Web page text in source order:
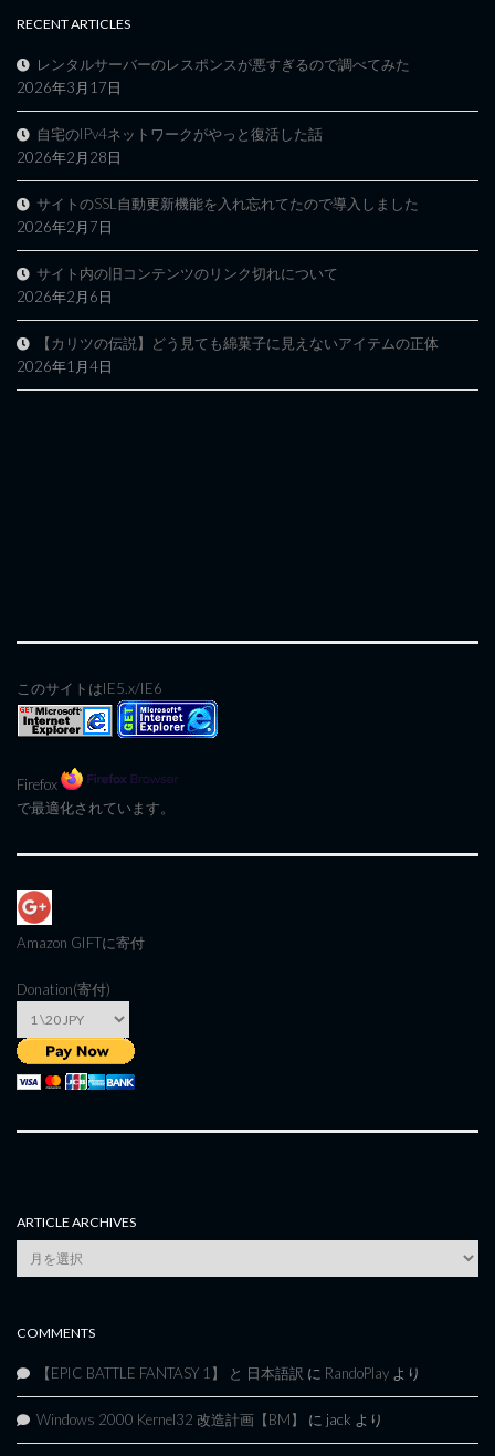
RECENT ARTICLES
レンタルサーバーのレスポンスが悪すぎるので調べてみた
2026年3月17日
自宅のIPv4ネットワークがやっと復活した話
2026年2月28日
サイトのSSL自動更新機能を入れ忘れてたので導入しました
2026年2月7日
サイト内の旧コンテンツのリンク切れについて
2026年2月6日
【カリツの伝説】どう見ても綿菓子に見えないアイテムの正体
2026年1月4日
このサイトはIE5.x/IE6
Firefox
で最適化されています。
Amazon GIFTに寄付
Donation(寄付)
ARTICLE ARCHIVES
Article
Archives
COMMENTS
【EPIC BATTLE FANTASY 1】 と 日本語訳 に RandoPlay より
Windows 2000 Kernel32 改造計画【BM】 に jack より